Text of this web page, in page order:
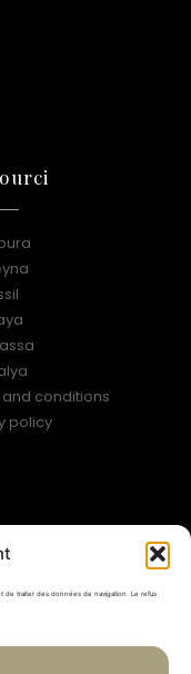
de traiter des données de navigation. Le refus
conditions
policy